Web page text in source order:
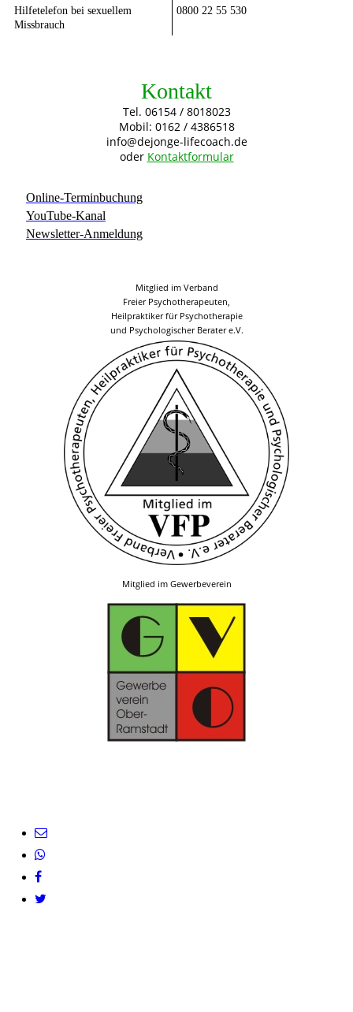
Hilfetelefon bei sexuellem
Missbrauch
0800 22 55 530
Kontakt
Tel. 06154 / 8018023
Mobil: 0162 / 4386518
info@dejonge-lifecoach.de
oder Kontaktformular
Online-Terminbuchung
YouTube-Kanal
Newsletter-Anmeldung
Mitglied im Verband
Freier Psychotherapeuten,
Heilpraktiker für Psychotherapie
und Psychologischer Berater e.V.
Mitglied im Gewerbeverein